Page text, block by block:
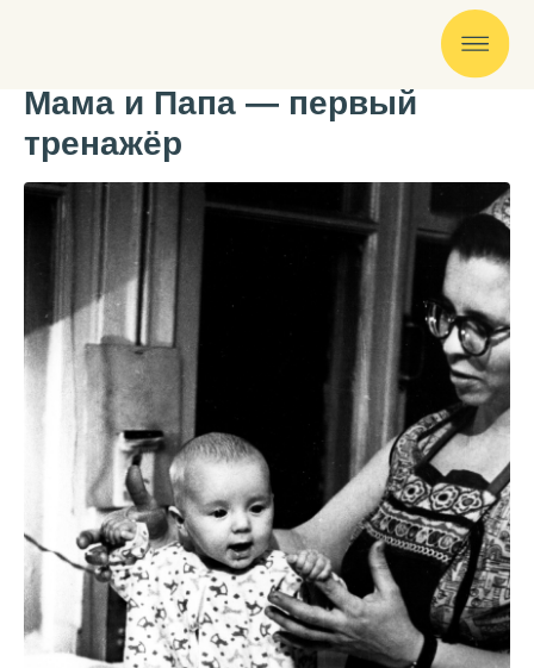
Мама и Папа — первый
тренажёр